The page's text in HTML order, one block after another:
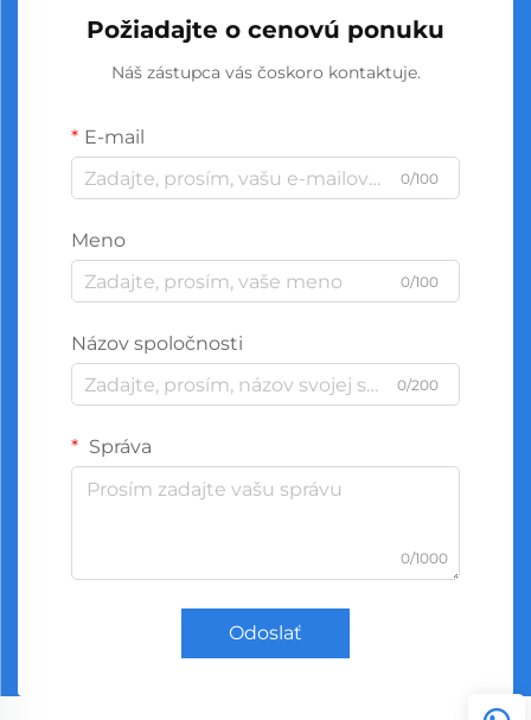
Požiadajte o cenovú ponuku
Náš zástupca vás čoskoro kontaktuje.
E-mail
0/100
Meno
0/100
Názov spoločnosti
0/200
Správa
0/1000
Odoslať